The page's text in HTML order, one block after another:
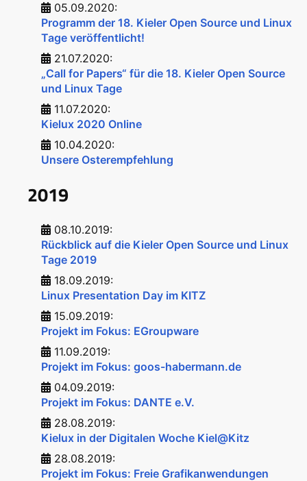
05.09.2020:
Programm der 18. Kieler Open Source und Linux
Tage veröffentlicht!
21.07.2020:
„Call for Papers“ für die 18. Kieler Open Source
und Linux Tage
11.07.2020:
Kielux 2020 Online
10.04.2020:
Unsere Osterempfehlung
2019
08.10.2019:
Rückblick auf die Kieler Open Source und Linux
Tage 2019
18.09.2019:
Linux Presentation Day im KITZ
15.09.2019:
Projekt im Fokus: EGroupware
11.09.2019:
Projekt im Fokus: goos-habermann.de
04.09.2019:
Projekt im Fokus: DANTE e.V.
28.08.2019:
Kielux in der Digitalen Woche Kiel@Kitz
28.08.2019:
Projekt im Fokus: Freie Grafikanwendungen